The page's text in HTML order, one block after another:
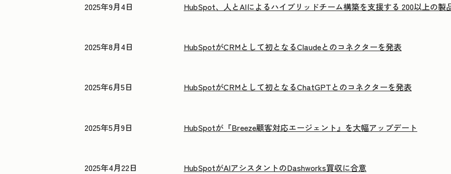
2025年9月4日 HubSpot、人とAIによるハイブリッドチーム構築を支援する 200以上の製
2025年8月4日 HubSpotがCRMとして初となるClaudeとのコネクターを発表
2025年6月5日 HubSpotがCRMとして初となるChatGPTとのコネクターを発表
2025年5月9日 HubSpotが『Breeze顧客対応エージェント』を大幅アップデート
2025年4月22日 HubSpotがAIアシスタントのDashworks買収に合意